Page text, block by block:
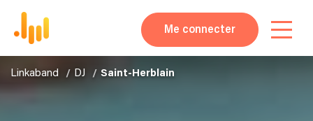
Me connecter
Linkaband DJ Saint-Herblain